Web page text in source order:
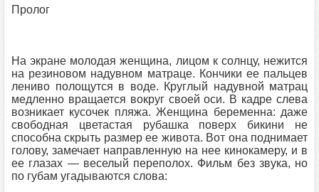
Пролог
На экране молодая женщина, лицом к солнцу, нежится
на резиновом надувном матраце. Кончики ее пальцев
лениво полощутся в воде. Круглый надувной матрац
медленно вращается вокруг своей оси. В кадре слева
возникает кусочек пляжа. Женщина беременна: даже
свободная цветастая рубашка поверх бикини не
способна скрыть размер ее живота. Вот она поднимает
голову, замечает направленную на нее кинокамеру, и в
ее глазах — веселый переполох. Фильм без звука, но
по губам угадываются слова: